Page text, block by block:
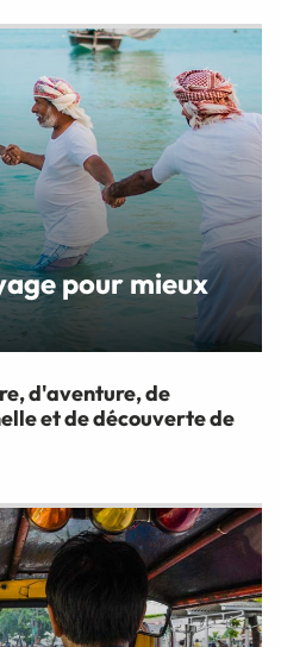
pour mieux
d'aventure, de
et de découverte de